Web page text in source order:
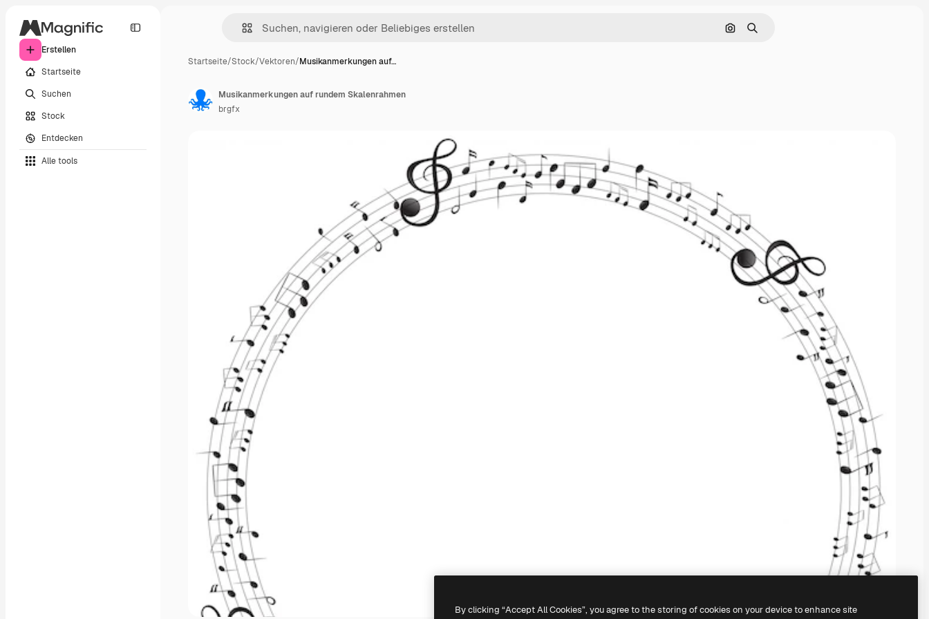
Erstellen
Startseite
Suchen
Stock
Entdecken
Alle tools
Nach Bild suchen
Suchen
Startseite/Stock/Vektoren/Musikanmerkungen auf…
Musikanmerkungen auf rundem Skalenrahmen
brgfx
By clicking “Accept All Cookies”, you agree to the storing of cookies on your device to enhance site